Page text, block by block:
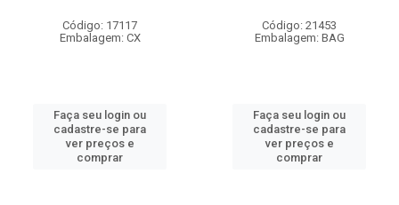
Código: 17117
Embalagem: CX
Faça seu login ou
cadastre-se para
ver preços e
comprar
Código: 21453
Embalagem: BAG
Faça seu login ou
cadastre-se para
ver preços e
comprar